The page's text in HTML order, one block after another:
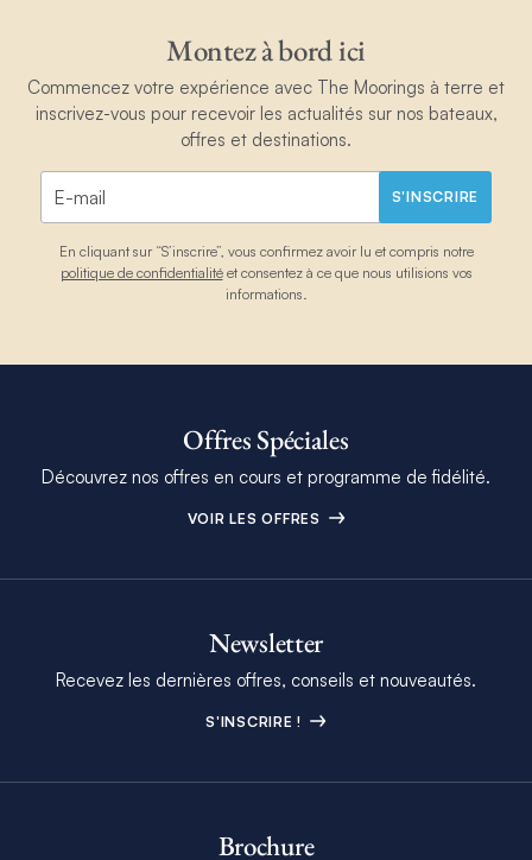
Montez à bord ici
Commencez votre expérience avec The Moorings à terre et
inscrivez-vous pour recevoir les actualités sur nos bateaux,
offres et destinations.
S'INSCRIRE
En cliquant sur “S’inscrire”, vous confirmez avoir lu et compris notre
politique de confidentialitéet consentez à ce que nous utilisions vos
informations.
Offres Spéciales
Découvrez nos offres en cours et programme de fidélité.
VOIR LES OFFRES
Newsletter
Recevez les dernières offres, conseils et nouveautés.
S'INSCRIRE !
Brochure